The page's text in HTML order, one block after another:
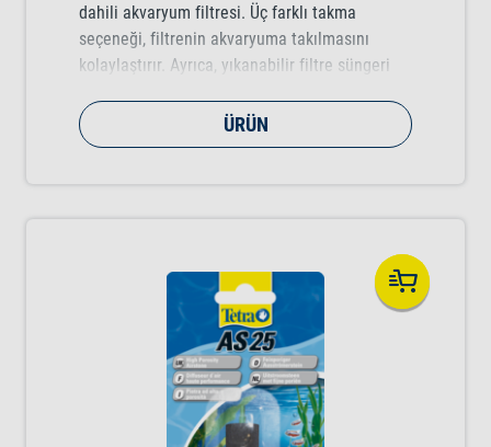
dahili akvaryum filtresi. Üç farklı takma
seçeneği, filtrenin akvaryuma takılmasını
kolaylaştırır. Ayrıca, yıkanabilir filtre süngeri
ÜRÜN